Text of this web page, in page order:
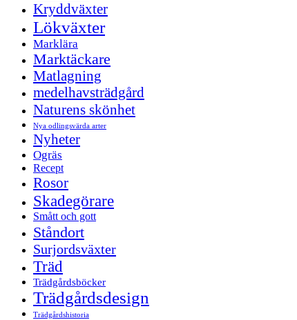
Kryddväxter
Lökväxter
Marklära
Marktäckare
Matlagning
medelhavsträdgård
Naturens skönhet
Nya odlingsvärda arter
Nyheter
Ogräs
Recept
Rosor
Skadegörare
Smått och gott
Ståndort
Surjordsväxter
Träd
Trädgårdsböcker
Trädgårdsdesign
Trädgårdshistoria